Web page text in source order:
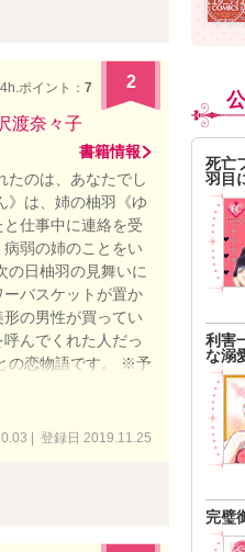
ポイント： 7 2
渡奈々子
書籍情報
のは、あなたでし
》は、姉の柚羽《ゆ
仕事中に連絡を受
弱の姉のことをい
の日柚羽の見舞いに
バスケットが置か
の男性が買ってい
んでくれた人だっ
の恋物語です。 ※予
ので、後出しじゃ
| 登録日 2019.11.25
死亡
羽目
利害
な溺
完璧